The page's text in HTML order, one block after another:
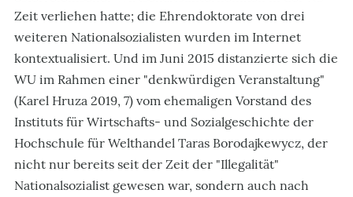
Zeit verliehen hatte; die Ehrendoktorate von drei
weiteren Nationalsozialisten wurden im Internet
kontextualisiert. Und im Juni 2015 distanzierte sich die
WU im Rahmen einer "denkwürdigen Veranstaltung"
(Karel Hruza 2019, 7) vom ehemaligen Vorstand des
Instituts für Wirtschafts- und Sozialgeschichte der
Hochschule für Welthandel Taras Borodajkewycz, der
nicht nur bereits seit der Zeit der "Illegalität"
Nationalsozialist gewesen war, sondern auch nach